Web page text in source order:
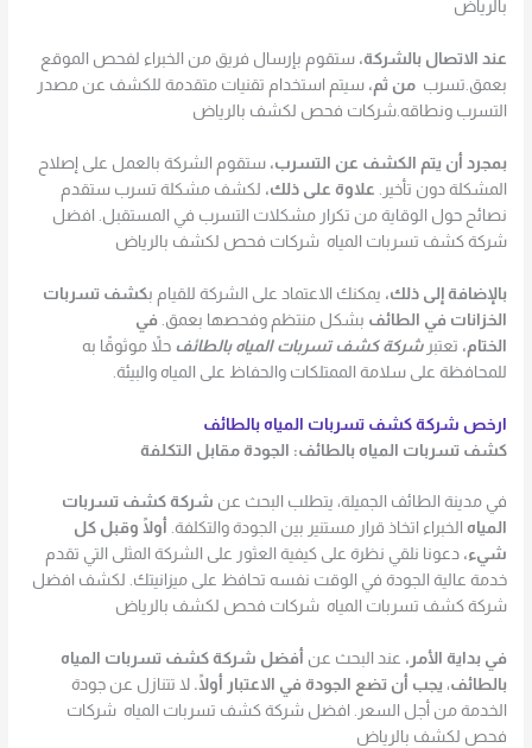
بالرياض
عند الاتصال بالشركة، ستقوم بإرسال فريق من الخبراء لفحص الموقع
بعمق.تسربمن ثم، سيتم استخدام تقنيات متقدمة للكشف عن مصدر
التسرب ونطاقه.شركات فحص لكشف بالرياض
بمجرد أن يتم الكشف عن التسرب، ستقوم الشركة بالعمل على إصلاح
المشكلة دون تأخير. علاوة على ذلك، لكشف مشكلة تسرب ستقدم
نصائح حول الوقاية من تكرار مشكلات التسرب في المستقبل. افضل
شركة كشف تسربات المياه شركات فحص لكشف بالرياض
بالإضافة إلى ذلك، يمكنك الاعتماد على الشركة للقيام بكشف تسربات
الخزانات في الطائف بشكل منتظم وفحصها بعمق.في
الختام، تعتبرشركة كشف تسربات المياه بالطائف حلاً موثوقًا به
للمحافظة على سلامة الممتلكات والحفاظ على المياه والبيئة.
ارخص شركة كشف تسربات المياه بالطائف
كشف تسربات المياه بالطائف: الجودة مقابل التكلفة
في مدينة الطائف الجميلة، يتطلب البحث عن شركة كشف تسربات
المياه الخبراء اتخاذ قرار مستنير بين الجودة والتكلفة. أولًا وقبل كل
شيء، دعونا نلقي نظرة على كيفية العثور على الشركة المثلى التي تقدم
خدمة عالية الجودة في الوقت نفسه تحافظ على ميزانيتك. لكشف افضل
شركة كشف تسربات المياه شركات فحص لكشف بالرياض
في بداية الأمر، عند البحث عن أفضل شركة كشف تسربات المياه
بالطائف، يجب أن تضع الجودة في الاعتبار أولًا. لا تتنازل عن جودة
الخدمة من أجل السعر. افضل شركة كشف تسربات المياه شركات
فحص لكشف بالرياض